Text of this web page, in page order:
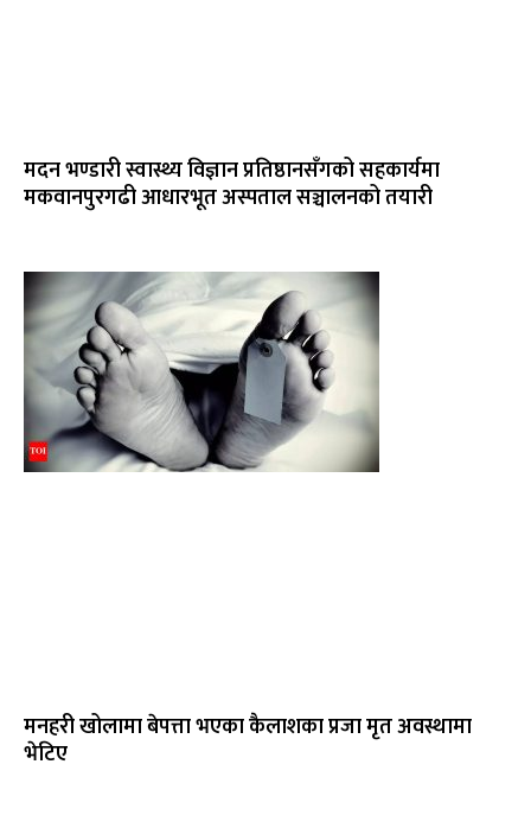
मदन भण्डारी स्वास्थ्य विज्ञान प्रतिष्ठानसँगको सहकार्यमा
मकवानपुरगढी आधारभूत अस्पताल सञ्चालनको तयारी
मनहरी खोलामा बेपत्ता भएका कैलाशका प्रजा मृत अवस्थामा
भेटिए